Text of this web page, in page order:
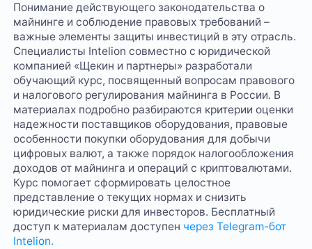
Понимание действующего законодательства о
майнинге и соблюдение правовых требований –
важные элементы защиты инвестиций в эту отрасль.
Специалисты Intelion совместно с юридической
компанией «Щекин и партнеры» разработали
обучающий курс, посвященный вопросам правового
и налогового регулирования майнинга в России. В
материалах подробно разбираются критерии оценки
надежности поставщиков оборудования, правовые
особенности покупки оборудования для добычи
цифровых валют, а также порядок налогообложения
доходов от майнинга и операций с криптовалютами.
Курс помогает сформировать целостное
представление о текущих нормах и снизить
юридические риски для инвесторов. Бесплатный
доступ к материалам доступен через Telegram-бот
Intelion.